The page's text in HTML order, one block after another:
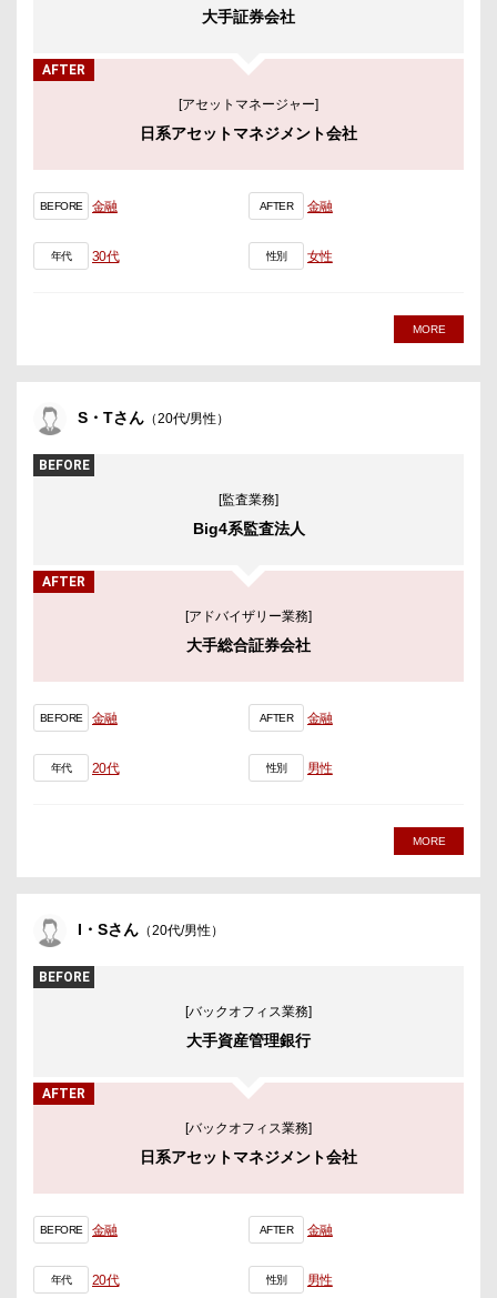
大手証券会社
AFTER
[アセットマネージャー]
日系アセットマネジメント会社
BEFORE 金融 AFTER 金融
年代 30代 性別 女性
MORE
S・Tさん （20代/男性）
BEFORE
[監査業務]
Big4系監査法人
AFTER
[アドバイザリー業務]
大手総合証券会社
BEFORE 金融 AFTER 金融
年代 20代 性別 男性
MORE
I・Sさん （20代/男性）
BEFORE
[バックオフィス業務]
大手資産管理銀行
AFTER
[バックオフィス業務]
日系アセットマネジメント会社
BEFORE 金融 AFTER 金融
年代 20代 性別 男性